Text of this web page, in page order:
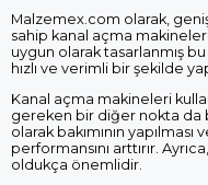
Malzemex.com olarak,
sahip kanal açma
uygun olarak tasarlanmış
hızlı ve verimli bir şekilde
Kanal açma makineleri
gereken bir diğer nokta da
olarak bakımının
performansını arttırır.
oldukça önemlidir.